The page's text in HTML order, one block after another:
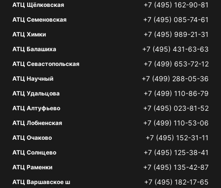
АТЦ Щёлковская +7 (495) 162-90-81
АТЦ Семеновская +7 (495) 085-74-61
АТЦ Химки +7 (495) 989-21-31
АТЦ Балашиха +7 (495) 431-63-63
АТЦ Севастопольская +7 (499) 653-72-12
АТЦ Научный +7 (499) 288-05-36
АТЦ Удальцова +7 (499) 110-86-79
АТЦ Алтуфьево +7 (495) 023-81-52
АТЦ Лобненская +7 (499) 110-53-06
АТЦ Очаково +7 (495) 152-31-11
АТЦ Солнцево +7 (495) 125-38-41
АТЦ Раменки +7 (495) 135-42-87
АТЦ Варшавское ш +7 (495) 182-17-65